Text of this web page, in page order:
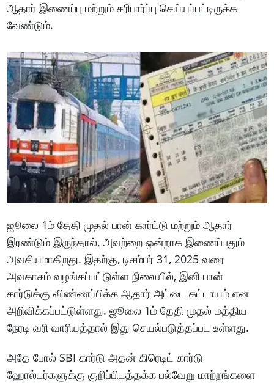
ஆதார் இணைப்பு மற்றும் சரிபார்ப்பு செய்யப்பட்டிருக்க
வேண்டும்.
ஜூலை 1ம் தேதி முதல் பான் கார்ட்டு மற்றும் ஆதார்
இரண்டும் இருந்தால், அவற்றை ஒன்றாக இணைப்பதும்
அவசியமாகிறது. இதற்கு, டிசம்பர் 31, 2025 வரை
அவகாசம் வழங்கப்பட்டுள்ள நிலையில், இனி பான்
கார்டுக்கு விண்ணப்பிக்க ஆதார் அட்டை கட்டாயம் என
அறிவிக்கப்பட்டுள்ளது. ஜூலை 1ம் தேதி முதல் மத்திய
நேரடி வரி வாரியத்தால் இது செயல்படுத்தப்பட உள்ளது.
அதே போல் SBI கார்டு அதன் கிரெடிட் கார்டு
ஹோல்டர்களுக்கு குறிப்பிடத்தக்க பல்வேறு மாற்றங்களை